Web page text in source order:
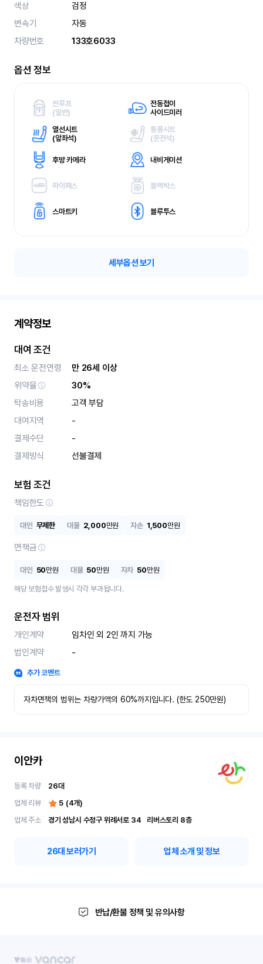
색상
검정
변속기
자동
차량번호
133호6033
옵션 정보
썬루프
(일반)
전동접이
사이드미러
열선시트
(앞좌석)
통풍시트
(운전석)
후방 카메라 내비게이션
하이패스 블랙박스
스마트키 블루투스
세부옵션 보기
계약정보
대여 조건
최소 운전연령
만 26세 이상
위약율
30%
탁송비용
고객 부담
대여지역
-
결제수단
-
결제방식
선불결제
보험 조건
책임한도
대인 무제한 대물 2,000만원 자손 1,500만원
면책금
대인 50만원 대물 50만원 자차 50만원
해당 보험접수 발생시 각각 부과됩니다.
운전자 범위
개인계약
임차인 외 2인 까지 가능
법인계약
-
추가 코멘트
자차면책의 범위는 차량가액의 60%까지입니다. (한도 250만원)
이안카
등록 차량 26대
업체 리뷰
5 (4개)
업체 주소
경기 성남시 수정구 위례서로 34	리버스토리 8층
26대 보러가기 업체 소개 및 정보
반납/환불 정책 및 유의사항